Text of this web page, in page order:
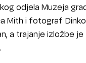
odjela Muzeja
Mith i fotograf
a trajanje izložbe